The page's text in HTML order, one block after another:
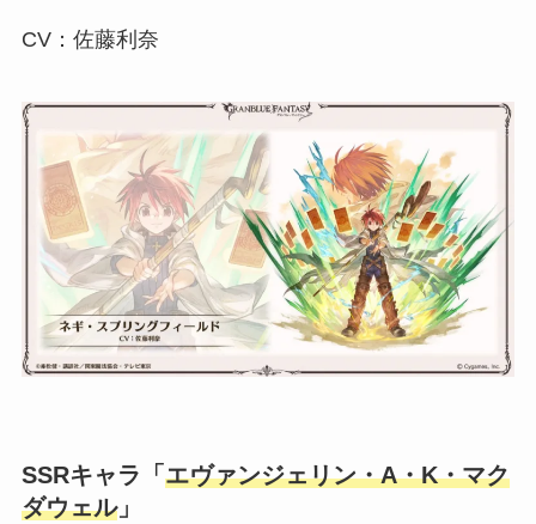
CV：佐藤利奈
SSRキャラ「 エヴァンジェリン・A・K・マク
ダウェル」